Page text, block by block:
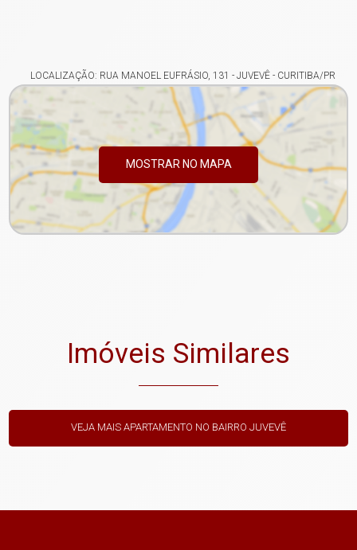
LOCALIZAÇÃO: RUA MANOEL EUFRÁSIO, 131 - JUVEVÊ - CURITIBA/PR
MOSTRAR NO MAPA
Imóveis Similares
VEJA MAIS APARTAMENTO NO BAIRRO JUVEVÊ